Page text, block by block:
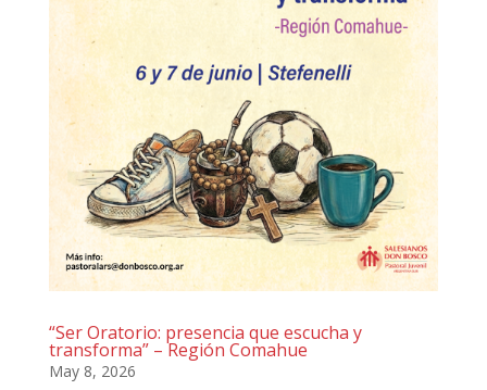
“Ser Oratorio: presencia que escucha y
transforma” – Región Comahue
May 8, 2026